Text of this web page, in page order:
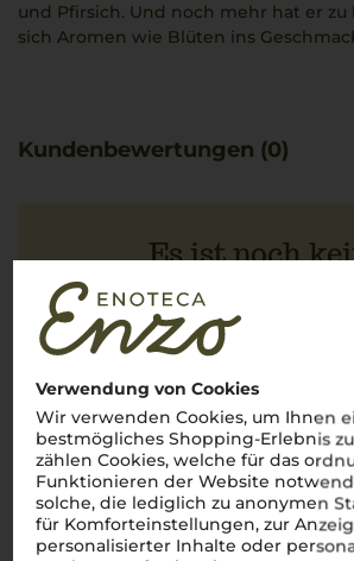
Verwendung von Cookies
Wir verwenden Cookies, um Ihnen
bestmögliches Shopping-Erlebnis
zählen Cookies, welche für das
Funktionieren der Website
solche, die lediglich zu anonymen
für Komforteinstellungen, zur
personalisierter Inhalte oder
und Pfirsich. Und noch mehr hat er zu
sich Aromen wie Blüten ins
Kundenbewertungen (0)
Es ist noch
Kundenbewertung
Schreiben Sie jetzt die erste
JETZT BEWERTEN